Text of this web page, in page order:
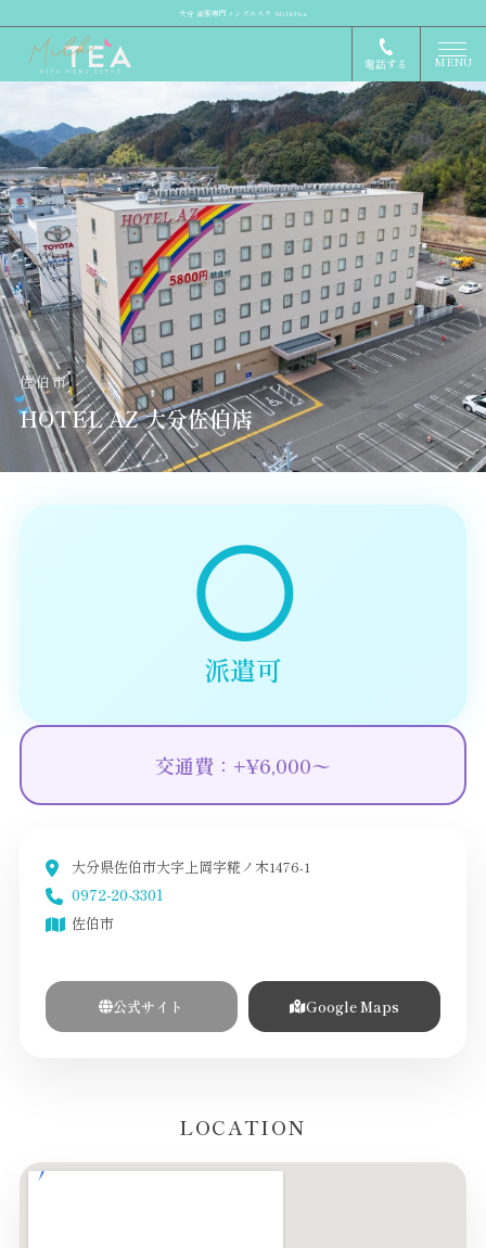
大分 出張専門メンズエステ MilkTea
電話する MENU
佐伯市
HOTEL AZ 大分佐伯店
◯
派遣可
交通費：+¥6,000〜
大分県佐伯市大字上岡字糀ノ木1476-1
0972-20-3301
佐伯市
公式サイト Google Maps
LOCATION